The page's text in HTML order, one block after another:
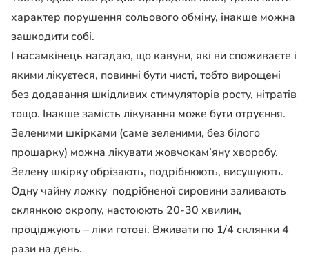
характер порушення сольового обміну, інакше можна
зашкодити собі.
І насамкінець нагадаю, що кавуни, які ви споживаєте і
якими лікуєтеся, повинні бути чисті, тобто вирощені
без додавання шкідливих стимуляторів росту, нітратів
тощо. Інакше замість лікування може бути отруєння.
Зеленими шкірками (саме зеленими, без білого
прошарку) можна лікувати жовчокам’яну хворобу.
Зелену шкірку обрізають, подрібнюють, висушують.
Одну чайну ложку подрібненої сировини заливають
склянкою окропу, настоюють 20-30 хвилин,
проціджують – ліки готові. Вживати по 1/4 склянки 4
рази на день.